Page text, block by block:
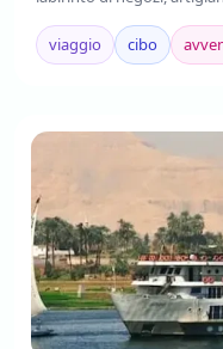
nell'autenticità cairota.
viaggio
cibo